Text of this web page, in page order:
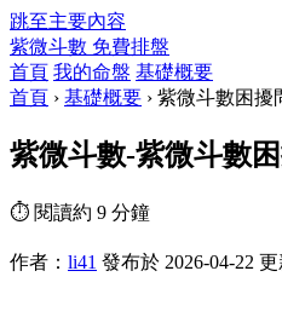
跳至主要內容
紫微斗數 免費排盤
首頁 我的命盤 基礎概要
首頁 › 基礎概要 › 紫微斗數困擾
紫微斗數-紫微斗數
⏱ 閱讀約 9 分鐘
作者： li41 發布於 2026-04-22 更